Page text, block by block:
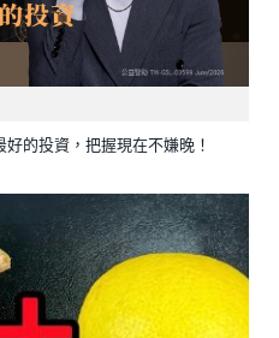
的投資，把握現在不嫌晚！